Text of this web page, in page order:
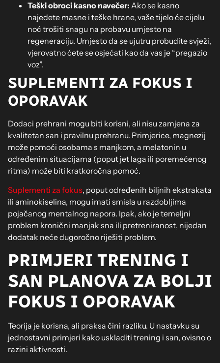
Teški obroci kasno navečer: Ako se kasno
najedete masne i teške hrane, vaše tijelo će cijelu
noć trošiti snagu na probavu umjesto na
regeneraciju. Umjesto da se ujutru probudite svježi,
vjerovatno ćete se osjećati kao da vas je “pregazio
voz”.
SUPLEMENTI ZA FOKUS I
OPORAVAK
Dodaci prehrani mogu biti korisni, ali nisu zamjena za
kvalitetan san i pravilnu prehranu. Primjerice, magnezij
može pomoći osobama s manjkom, a melatonin u
određenim situacijama (poput jet laga ili poremećenog
ritma) može biti kratkoročna pomoć.
Suplementi za fokus, poput određenih biljnih ekstrakata
ili aminokiselina, mogu imati smisla u razdobljima
pojačanog mentalnog napora. Ipak, ako je temeljni
problem kronični manjak sna ili pretreniranost, nijedan
dodatak neće dugoročno riješiti problem.
PRIMJERI TRENING I
SAN PLANOVA ZA BOLJI
FOKUS I OPORAVAK
Teorija je korisna, ali praksa čini razliku. U nastavku su
jednostavni primjeri kako uskladiti trening i san, ovisno o
razini aktivnosti.